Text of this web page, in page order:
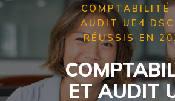
COMPTABILITÉ
AUDIT UE4
RÉUSSIS EN
ET AUDIT